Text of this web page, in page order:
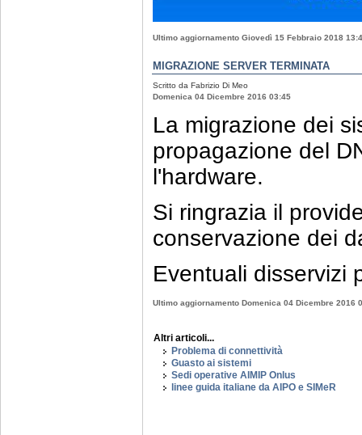
Ultimo aggiornamento Giovedì 15 Febbraio 2018
MIGRAZIONE SERVER TERMINATA
Scritto da Fabrizio Di Meo
Domenica 04 Dicembre 2016 03:45
La migrazione dei
propagazione del
l'hardware.
Si ringrazia il
conservazione dei
Eventuali disservizi
Ultimo aggiornamento Domenica 04 Dicembre 2016
Altri articoli...
Problema di connettività
Guasto ai sistemi
Sedi operative AIMIP Onlus
linee guida italiane da AIPO e SIMeR